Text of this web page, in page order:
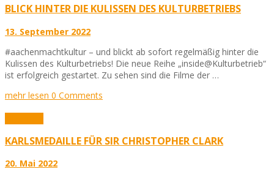
BLICK HINTER DIE KULISSEN DES KULTURBETRIEBS
13. September 2022
#aachenmachtkultur – und blickt ab sofort regelmäßig hinter die
Kulissen des Kulturbetriebs! Die neue Reihe „inside@Kulturbetrieb“
ist erfolgreich gestartet. Zu sehen sind die Filme der …
mehr lesen 0 Comments
KARLSMEDAILLE FÜR SIR CHRISTOPHER CLARK
20. Mai 2022